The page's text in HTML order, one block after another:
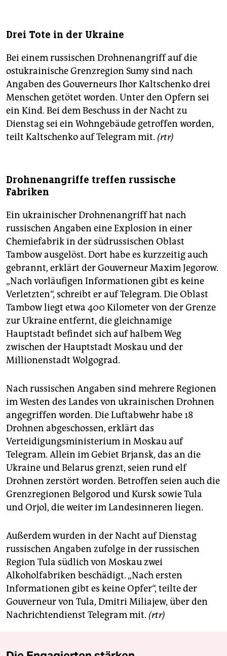
Drei Tote in der Ukraine
Bei einem russischen Drohnenangriff auf die
ostukrainische Grenzregion Sumy sind nach
Angaben des Gouverneurs Ihor Kaltschenko drei
Menschen getötet worden. Unter den Opfern sei
ein Kind. Bei dem Beschuss in der Nacht zu
Dienstag sei ein Wohngebäude getroffen worden,
teilt Kaltschenko auf Telegram mit. (rtr)
Drohnenangriffe treffen russische
Fabriken
Ein ukrainischer Drohnenangriff hat nach
russischen Angaben eine Explosion in einer
Chemiefabrik in der südrussischen Oblast
Tambow ausgelöst. Dort habe es kurzzeitig auch
gebrannt, erklärt der Gouverneur Maxim Jegorow.
„Nach vorläufigen Informationen gibt es keine
Verletzten“, schreibt er auf Telegram. Die Oblast
Tambow liegt etwa 400 Kilometer von der Grenze
zur Ukraine entfernt, die gleichnamige
Hauptstadt befindet sich auf halbem Weg
zwischen der Hauptstadt Moskau und der
Millionenstadt Wolgograd.
Nach russischen Angaben sind mehrere Regionen
im Westen des Landes von ukrainischen Drohnen
angegriffen worden. Die Luftabwehr habe 18
Drohnen abgeschossen, erklärt das
Verteidigungsministerium in Moskau auf
Telegram. Allein im Gebiet Brjansk, das an die
Ukraine und Belarus grenzt, seien rund elf
Drohnen zerstört worden. Betroffen seien auch die
Grenzregionen Belgorod und Kursk sowie Tula
und Orjol, die weiter im Landesinneren liegen.
Außerdem wurden in der Nacht auf Dienstag
russischen Angaben zufolge in der russischen
Region Tula südlich von Moskau zwei
Alkoholfabriken beschädigt. „Nach ersten
Informationen gibt es keine Opfer“, teilte der
Gouverneur von Tula, Dmitri Miliajew, über den
Nachrichtendienst Telegram mit. (rtr)